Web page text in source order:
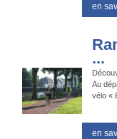
en
...
Au
vélo «
en